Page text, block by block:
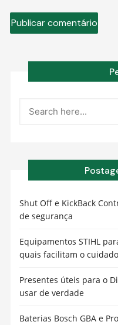
Shut Off e KickBack
de segurança
Equipamentos STIHL
quais facilitam o
Presentes úteis para o
usar de verdade
Baterias Bosch GBA e